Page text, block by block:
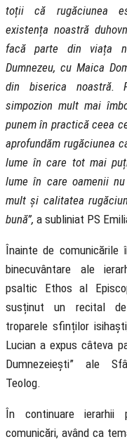
toții că rugăciunea
existența noastră
facă parte din viața
Dumnezeu, cu Maica
din biserica noastră.
simpozion mult mai
punem în practică ceea
aprofundăm rugăciunea
lume în care tot mai
lume în care oamenii
mult și calitatea
bună”, a subliniat PS
Înainte de
binecuvântare ale
psaltic Ethos al
susținut un recital
troparele sfinților
Lucian a expus câteva
Dumnezeiești” ale
Teolog.
În continuare ierarhii
comunicări, având ca